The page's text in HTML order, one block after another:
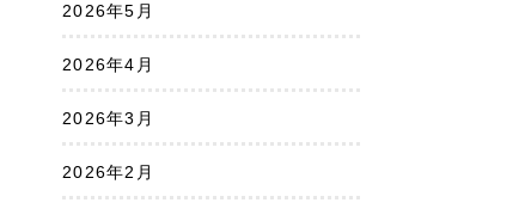
2026年5月
2026年4月
2026年3月
2026年2月